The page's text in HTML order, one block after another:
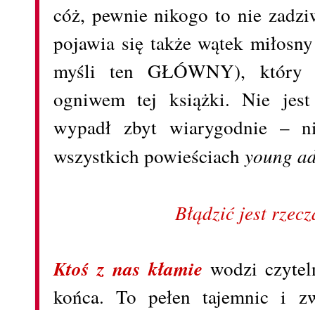
cóż, pewnie nikogo to nie
pojawia się także wątek
myśli ten GŁÓWNY), który
ogniwem tej książki. Nie
wypadł zbyt wiarygodnie –
wszystkich powieściach young
Błądzić jest
Ktoś z nas kłamie wodzi
końca. To pełen tajemnic i